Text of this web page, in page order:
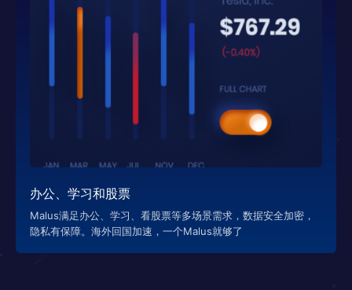
办公、学习和股票
Malus满足办公、学习、看股票等多场景需求，数据安全加密，
隐私有保障。海外回国加速，一个Malus就够了